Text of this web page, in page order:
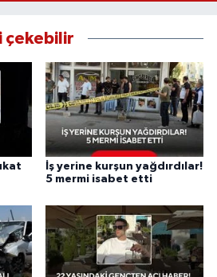
çekebilir
İş yerine kurşun yağdırdılar!
5 mermi isabet etti